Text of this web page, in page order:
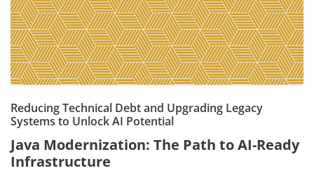
Reducing Technical Debt and Upgrading Legacy
Systems to Unlock AI Potential
Java Modernization: The Path to AI-Ready
Infrastructure